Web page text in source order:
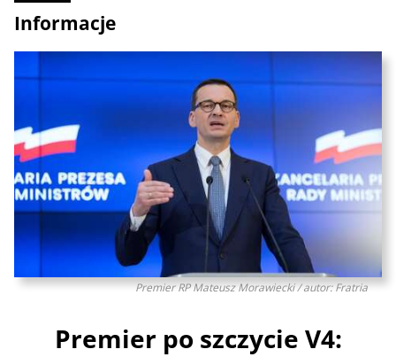
Informacje
Premier RP Mateusz Morawiecki / autor: Fratria
Premier po szczycie V4: